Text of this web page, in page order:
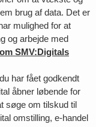
brug af data. Det er
mulighed for at
og arbejde med
SMV:Digitals
har fået godkendt
åbner løbende for
søge om tilskud til
omstilling, e-handel